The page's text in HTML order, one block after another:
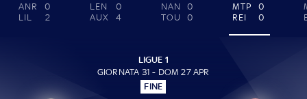
ANR
0
LIL
2
LEN
0
AUX
4
NAN
0
TOU
0
MTP
0
REI
0
LIGUE 1
GIORNATA 31 - DOM 27 APR
FINE